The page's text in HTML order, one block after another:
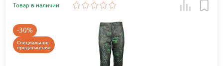
Товар в наличии
-30%
Специальное
предложение